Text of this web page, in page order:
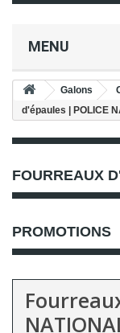
MENU
Galons
d'épaules | POLICE
FOURREAUX
PROMOTIONS